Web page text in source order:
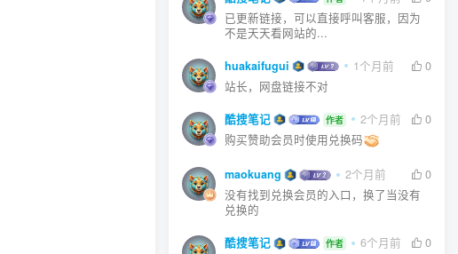
已更新链接，可以直接呼叫客服，因为
不是天天看网站的...
huakaifugui 1个月前
0
站长，网盘链接不对
酷搜笔记 作者 2个月前
0
购买赞助会员时使用兑换码
maokuang 2个月前
0
没有找到兑换会员的入口，换了当没有
兑换的
酷搜笔记 作者 6个月前
0